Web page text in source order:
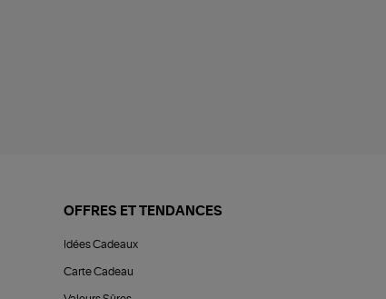
OFFRES ET TENDANCES
Idées Cadeaux
Carte Cadeau